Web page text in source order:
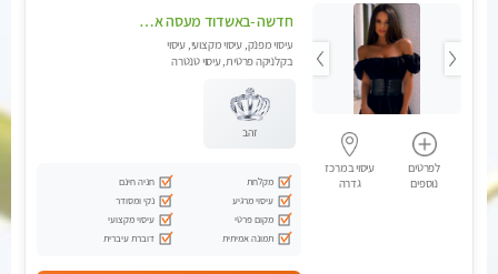
לפרטים
נוספים
עיסוי במרכז
גדרה
חדשה -באשדוד מעסה איכותית מפנקת ומקצועית לעיסוי חלומי ..... בגבעתיים
עיסוי מפנק, עיסוי מקצועי, עיסוי
בקלניקה פרטית, עיסוי טנטרה
זהב
מקלחת
חניה חינם
עיסוי מרגיע
נקי ומסודר
מקום פרטי
עיסוי מקצועי
תמונה אמיתית
דוברת עיברית